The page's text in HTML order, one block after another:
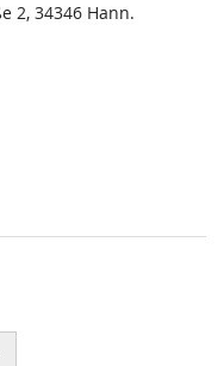
2, 34346 Hann.